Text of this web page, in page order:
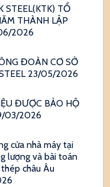
STEEL(KTK) TỔ
THÀNH LẬP
2026
ĐOÀN CƠ SỞ
23/05/2026
ĐƯỢC BẢO HỘ
03/2026
cửa nhà máy tại
lượng và bài toán
châu Âu